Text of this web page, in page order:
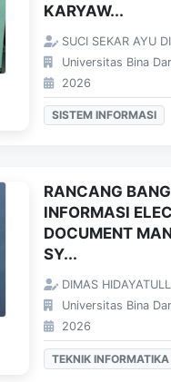
KARYAW...
SUCI SEKAR AYU
Universitas Bina
2026
SISTEM INFORMASI
RANCANG
INFORMASI
DOCUMENT
SY...
DIMAS
Universitas Bina
2026
TEKNIK INFORMATIKA